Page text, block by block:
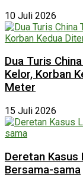
10 Juli 2026
Dua Turis
Kelor, Korban
Meter
15 Juli 2026
Deretan Kasus
Bersama-sama